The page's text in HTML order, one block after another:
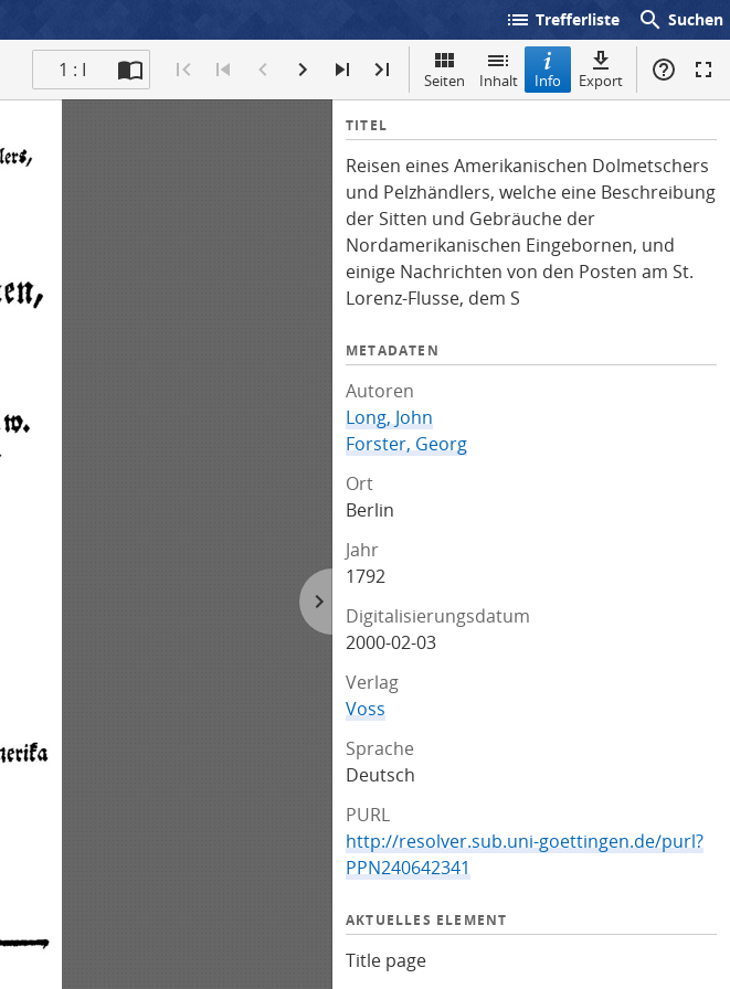
list Trefferliste search Suchen
1 : I Seiten Inhalt Info Export
I
f
o
TITEL
Reisen eines Amerikanischen Dolmetschers
und Pelzhändlers, welche eine Beschreibung
der Sitten und Gebräuche der
Nordamerikanischen Eingebornen, und
einige Nachrichten von den Posten am St.
Lorenz-Flusse, dem S
METADATEN
Autoren
Long, John
Forster, Georg
Ort
Berlin
Jahr
1792
Digitalisierungsdatum
2000-02-03
Verlag
Voss
Sprache
Deutsch
PURL
http://resolver.sub.uni-goettingen.de/purl?
PPN240642341
AKTUELLES ELEMENT
Title page